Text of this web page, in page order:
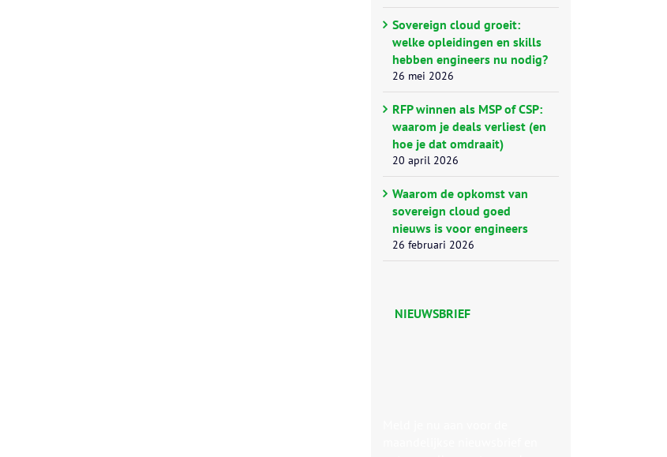
Sovereign cloud groeit:
welke opleidingen en skills
hebben engineers nu nodig?
26 mei 2026
RFP winnen als MSP of CSP:
waarom je deals verliest (en
hoe je dat omdraait)
20 april 2026
Waarom de opkomst van
sovereign cloud goed
nieuws is voor engineers
26 februari 2026
NIEUWSBRIEF